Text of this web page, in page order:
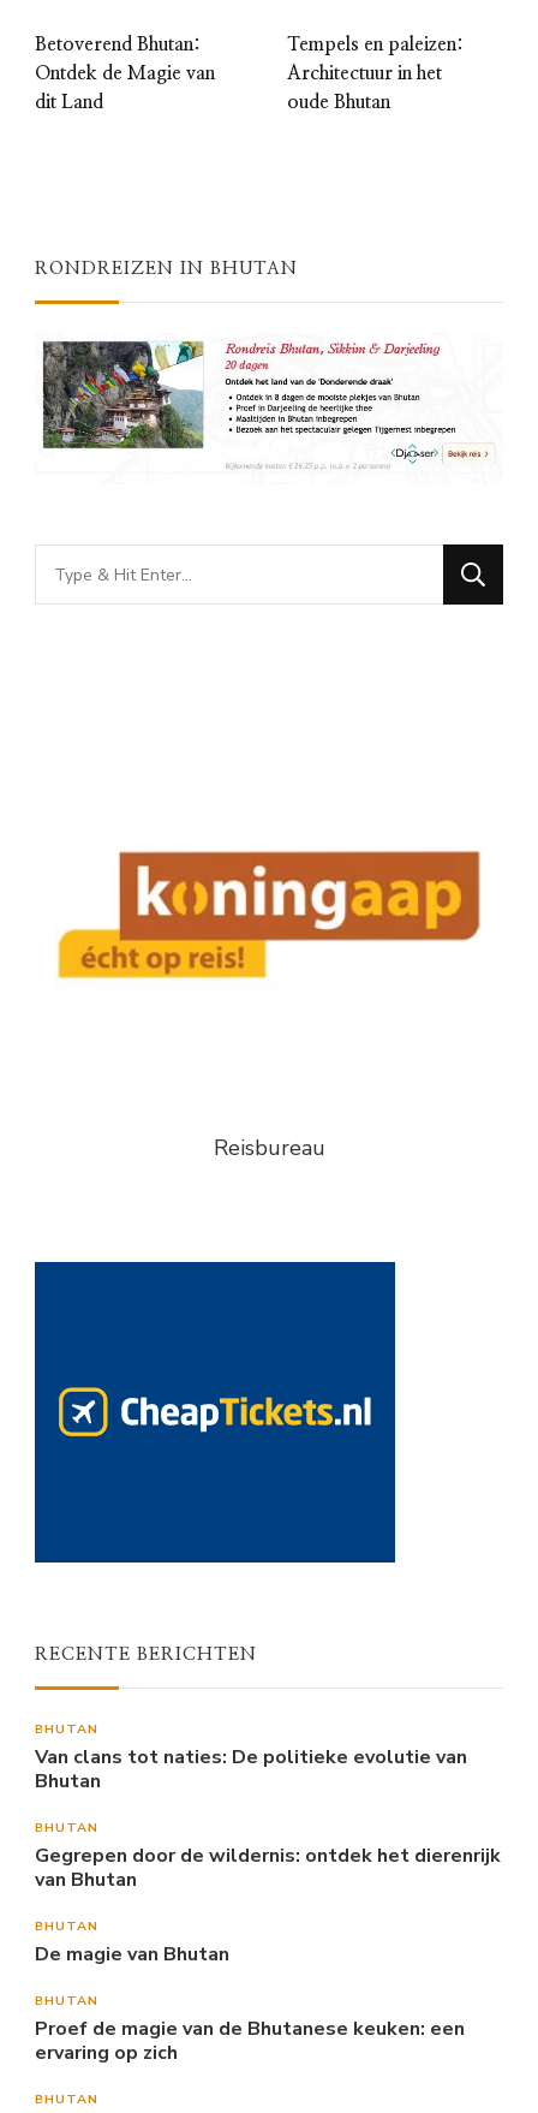
Betoverend Bhutan:
Ontdek de Magie van
dit Land
Tempels en paleizen:
Architectuur in het
oude Bhutan
RONDREIZEN IN BHUTAN
Looking
for
Reisbureau
RECENTE BERICHTEN
BHUTAN
Van clans tot naties: De politieke evolutie van
Bhutan
BHUTAN
Gegrepen door de wildernis: ontdek het dierenrijk
van Bhutan
BHUTAN
De magie van Bhutan
BHUTAN
Proef de magie van de Bhutanese keuken: een
ervaring op zich
BHUTAN